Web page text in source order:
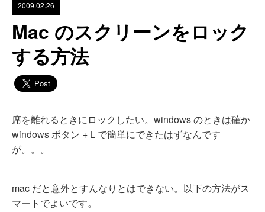
2009.02.26
Mac のスクリーンをロック
する方法
席を離れるときにロックしたい。windows のときは確か
windows ボタン + L で簡単にできたはずなんです
が。。。
mac だと意外とすんなりとはできない。以下の方法がス
マートでよいです。